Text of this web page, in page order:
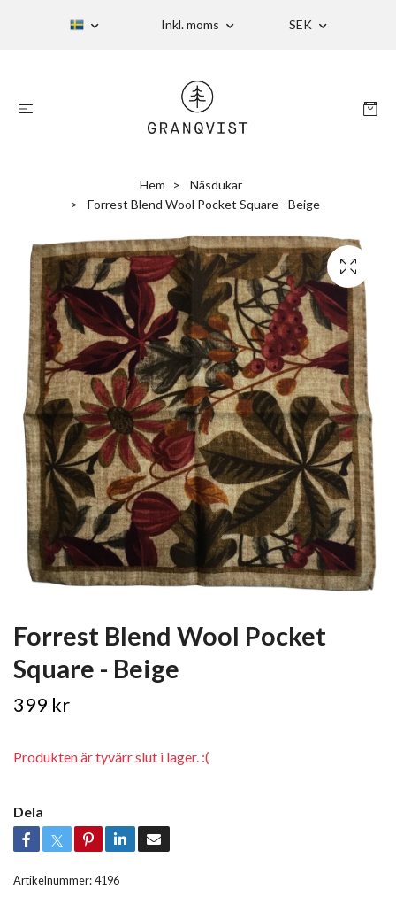
Inkl. moms SEK
Hem
Näsdukar
Forrest Blend Wool Pocket Square - Beige
Forrest Blend Wool Pocket
Square - Beige
399 kr
Produkten är tyvärr slut i lager. :(
Dela
Artikelnummer:4196